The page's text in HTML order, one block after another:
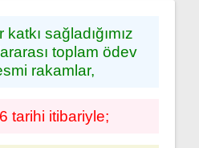
sağladığımız
toplam ödev
rakamlar,
tarihi itibariyle;